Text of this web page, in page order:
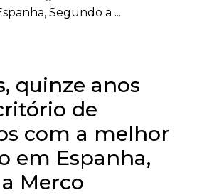
Segundo a ...
quinze anos
de
com a melhor
em Espanha,
Merco